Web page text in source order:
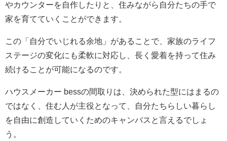
やカウンターを自作したりと、住みながら自分たちの手で
家を育てていくことができます。
この「自分でいじれる余地」があることで、家族のライフ
ステージの変化にも柔軟に対応し、長く愛着を持って住み
続けることが可能になるのです。
ハウスメーカー bessの間取りは、決められた型にはまるの
ではなく、住む人が主役となって、自分たちらしい暮らし
を自由に創造していくためのキャンバスと言えるでしょ
う。